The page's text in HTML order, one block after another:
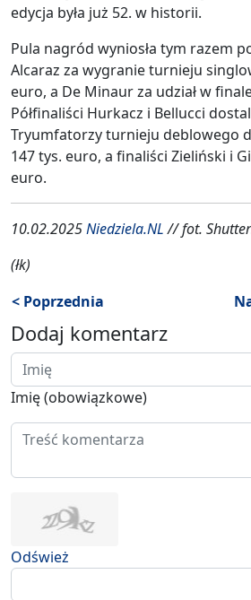
edycja była już 52. w historii.
Pula nagród wyniosła tym razem
Alcaraz za wygranie turnieju
euro, a De Minaur za udział w
Półfinaliści Hurkacz i Bellucci
Tryumfatorzy turnieju deblowego
147 tys. euro, a finaliści Zieliński i
euro.
10.02.2025Niedziela.NL// fot.
(łk)
< Poprzednia
Dodaj komentarz
Imię (obowiązkowe)
Odśwież